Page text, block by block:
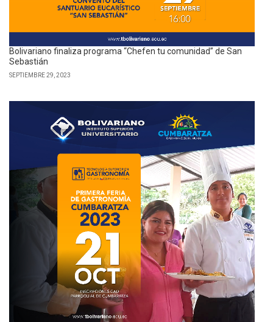
Bolivariano finaliza programa “Chefen tu comunidad” de San
Sebastián
SEPTIEMBRE 29, 2023